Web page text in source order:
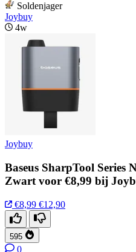
Soldenjager
Joybuy
4w
Joybuy
Baseus SharpTool Series
Zwart voor €8,99 bij
€8,99 €12,90
595
0